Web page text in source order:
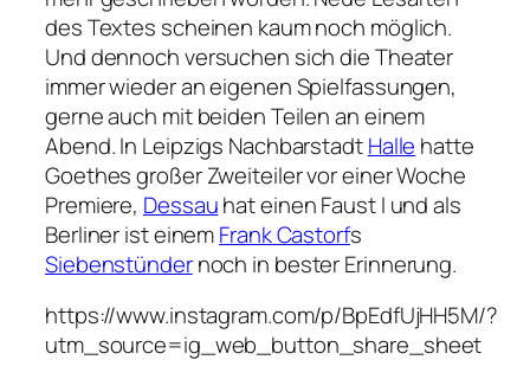
des Textes scheinen kaum noch möglich.
Und dennoch versuchen sich die Theater
immer wieder an eigenen Spielfassungen,
gerne auch mit beiden Teilen an einem
Abend. In Leipzigs NachbarstadtHalle hatte
Goethes großer Zweiteiler vor einer Woche
Premiere, Dessauhat einen Faust I und als
Berliner ist einemFrank Castorfs
Siebenstündernoch in bester Erinnerung.
https://www.instagram.com/p/BpEdfUjHH5M/?
utm_source=ig_web_button_share_sheet